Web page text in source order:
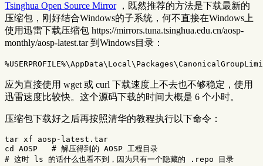
Tsinghua Open Source Mirror，既然推荐的方法是下载最新的
压缩包，刚好结合Windows的子系统，何不直接在Windows上
使用迅雷下载压缩包 https://mirrors.tuna.tsinghua.edu.cn/aosp-
monthly/aosp-latest.tar 到Windows目录：
应为直接使用 wget 或 curl 下载速度上不去也不够稳定，使用
迅雷速度比较快。这个源码下载的时间大概是 6 个小时。
压缩包下载好之后再按照清华的教程执行以下命令：
tar
cd AOSP # 解压得到的 AOSP 工程目录
# 这时 ls 的话什么也看不到，因为只有一个隐藏的 .repo 目录